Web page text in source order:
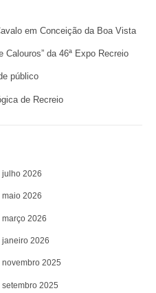
em Conceição da Boa Vista
Calouros” da 46ª Expo Recreio
público
de Recreio
julho 2026
maio 2026
março 2026
janeiro 2026
novembro 2025
setembro 2025